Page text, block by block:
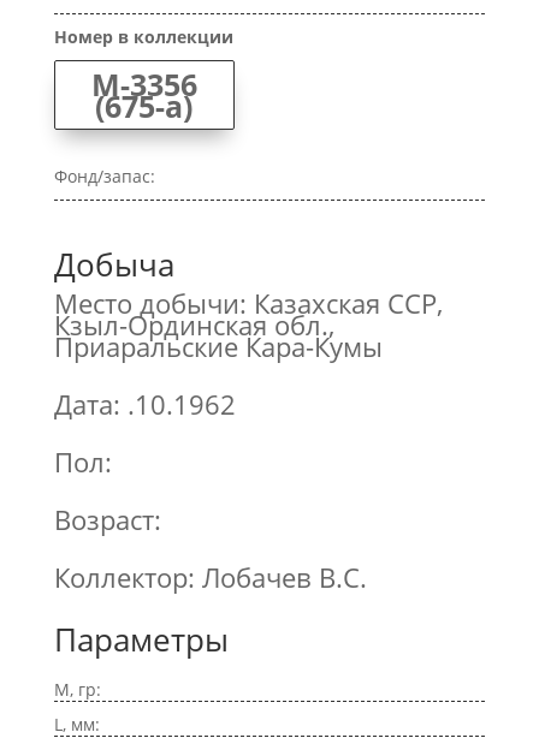
Номер в коллекции
M-3356
(675-а)
Фонд/запас:
Добыча
Место добычи: Казахская ССР,
Кзыл-Ординская обл.,
Приаральские Кара-Кумы
Дата: .10.1962
Пол:
Возраст:
Коллектор: Лобачев В.С.
Параметры
M, гр:
L, мм: